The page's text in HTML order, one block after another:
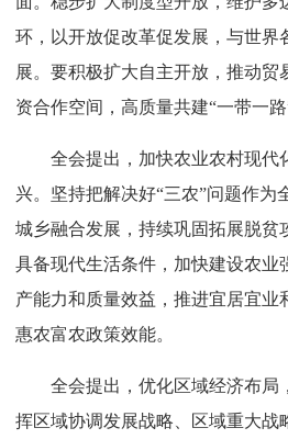
环，以开放促改革促发展，与世界
展。要积极扩大自主开放，推动贸
资合作空间，高质量共建“一带一路
全会提出，加快农业农村现代
兴。坚持把解决好“三农”问题作为
城乡融合发展，持续巩固拓展脱贫
具备现代生活条件，加快建设农业
产能力和质量效益，推进宜居宜业
惠农富农政策效能。
全会提出，优化区域经济布局
挥区域协调发展战略、区域重大战